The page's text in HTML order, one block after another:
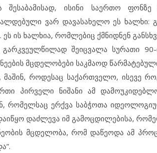
ისინი საერთო ფონზე
ვარ დავასახელო ეს ხალხი:
ეს ის ხალხია, რომლებიც ქმნიდნენ
შეიცვალა სურათი
მცდელობები საკმაოდ
მაშინ, როდესაც საქართველო, ისევე
პირველი ნიშანი ამ
რომელსაც ერქვა საბჭოთა
დაძლევა იმ გამოცდილებისა,
მცდელობა, რომ დაწეოდა ამ